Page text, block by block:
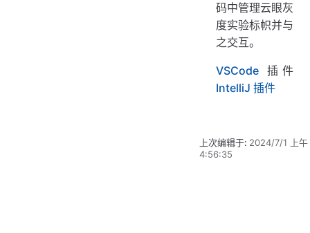
码中管理云眼灰
度实验标帜并与
之交互。
VSCode 插件
IntelliJ 插件
上次编辑于: 2024/7/1 上午
4:56:35